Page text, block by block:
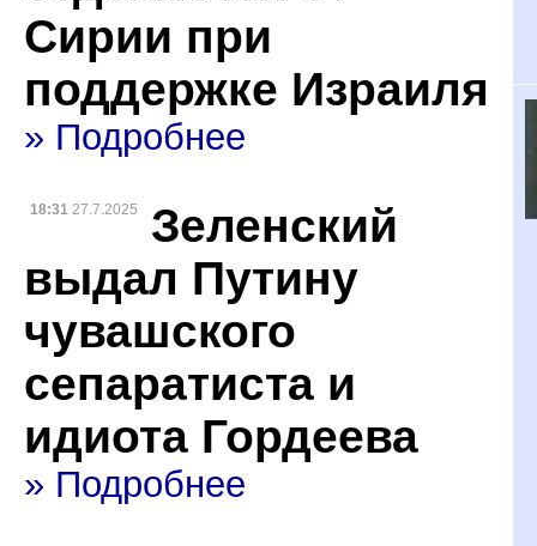
Сирии при
поддержке Израиля
» Подробнее
18:31 27.7.2025
Зеленский
выдал Путину
чувашского
сепаратиста и
идиота Гордеева
» Подробнее